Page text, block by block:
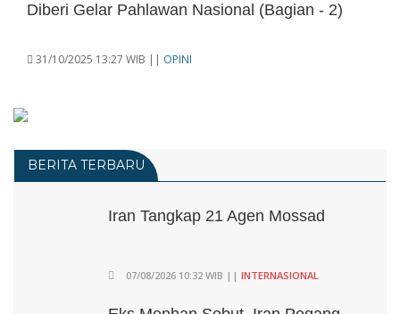
Diberi Gelar Pahlawan Nasional (Bagian - 2)
31/10/2025 13:27 WIB || OPINI
BERITA TERBARU
Iran Tangkap 21 Agen Mossad
07/08/2026 10:32 WIB || INTERNASIONAL